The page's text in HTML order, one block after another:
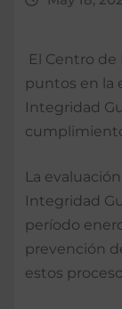
El Centro
puntos en la
Integridad
La
Integridad
período
prevención
estos